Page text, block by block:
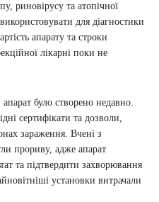
риновірусу та атопічної
для діагностики
апарату та строки
лікарні поки не
було створено недавно.
сертифікати та дозволи,
зараження. Вчені з
прориву, адже апарат
та підтвердити захворювання
установки витрачали